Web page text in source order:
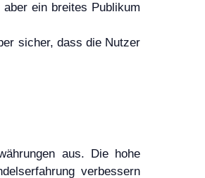
ein breites Publikum
sicher, dass die Nutzer
aus. Die hohe
verbessern